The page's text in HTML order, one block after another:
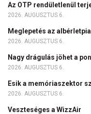
Az OTP rendületlenül
2026. AUGUSZTUS 6.
Meglepetés az
2026. AUGUSZTUS 6.
Nagy drágulás jöhet a
2026. AUGUSZTUS 6.
Esik a memóriaszektor
2026. AUGUSZTUS 6.
Veszteséges a WizzAir